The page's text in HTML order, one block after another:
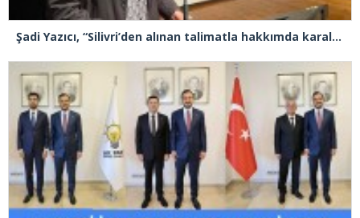
Şadi Yazıcı, “Silivri’den alınan talimatla hakkımda karalama kampanyası yürütülüyor”